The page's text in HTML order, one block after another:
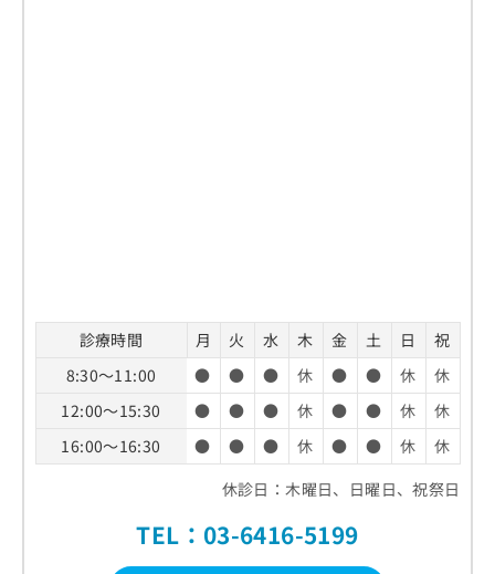
診療時間 月 火 水 木 金 土 日
祝
8:30～11:00
● ● ● 休 ● ● 休
休
12:00～15:30
● ● ● 休 ● ● 休
休
16:00～16:30
● ● ● 休 ● ● 休
休
休診日：木曜日、日曜日、祝祭日
TEL：03-6416-5199